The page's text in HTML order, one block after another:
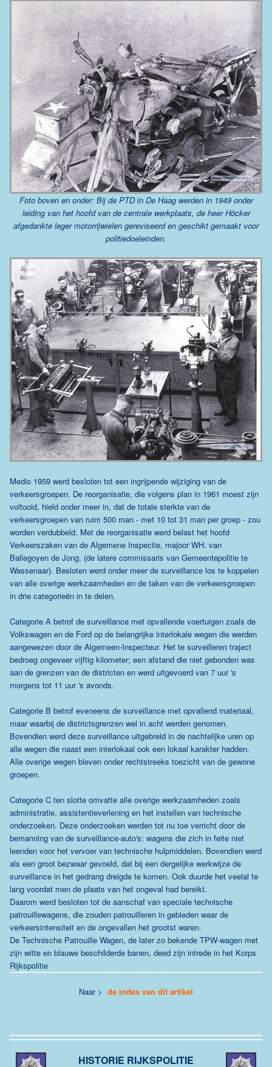
Foto boven en onder: Bij de PTD in De Haag werden in 1949 onder
leiding van het hoofd van de centrale werkplaats, de heer Höcker
afgedankte leger motorrijwielen gereviseerd en geschikt gemaakt voor
politiedoeleinden.
Medio 1959 werd besloten tot een ingrijpende wijziging van de
verkeersgroepen. De reorganisatie, die volgens plan in 1961 moest zijn
voltooid, hield onder meer in, dat de totale sterkte van de
verkeersgroepen van ruim 500 man - met 10 tot 31 man per groep - zou
worden verdubbeld. Met de reorganisatie werd belast het hoofd
Verkeerszaken van de Algemene Inspectie, majoor WH. van
Ballegoyen de Jong, (de latere commissaris van Gemeentepolitie te
Wassenaar). Besloten werd onder meer de surveillance los te koppelen
van alle overige werkzaamheden en de taken van de verkeersgroepen
in drie categorieën in te delen.
Categorie A betrof de surveillance met opvallende voertuigen zoals de
Volkswagen en de Ford op de belangrijke interlokale wegen die werden
aangewezen door de Algemeen-Inspecteur. Het te surveilleren traject
bedroeg ongeveer vijftig kilometer; een afstand die niet gebonden was
aan de grenzen van de districten en werd uitgevoerd van 7 uur 's
morgens tot 11 uur 's avonds.
Categorie B betrof eveneens de surveillance met opvallend materiaal,
maar waarbij de districtsgrenzen wel in acht werden genomen.
Bovendien werd deze surveillance uitgebreid in de nachtelijke uren op
alle wegen die naast een interlokaal ook een lokaal karakter hadden.
Alle overige wegen bleven onder rechtstreeks toezicht van de gewone
groepen.
Categorie C ten slotte omvatte alle overige werkzaamheden zoals
administratie, assistentieverlening en het instellen van technische
onderzoeken. Deze onderzoeken werden tot nu toe verricht door de
bemanning van de surveillance-auto's; wagens die zich in feite niet
leenden voor het vervoer van technische hulpmiddelen. Bovendien werd
als een groot bezwaar gevoeld, dat bij een dergelijke werkwijze de
surveillance in het gedrang dreigde te komen. Ook duurde het veelal te
lang voordat men de plaats van het ongeval had bereikt.
Daarom werd besloten tot de aanschaf van speciale technische
patrouillewagens, die zouden patrouilleren in gebieden waar de
verkeersintensiteit en de ongevallen het grootst waren.
De Technische Patrouille Wagen, de later zo bekende TPW-wagen met
zijn witte en blauwe beschilderde banen, deed zijn intrede in het Korps
Rijkspolitie
Naar > de index van dit artikel
HISTORIE RIJKSPOLITIE